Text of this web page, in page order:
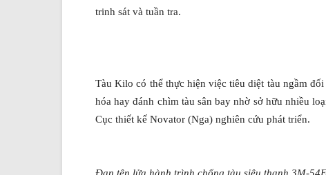
trinh sát và tuần tra.
Tàu Kilo có thể thực hiện việc tiêu diệt tàu ngầm
hóa hay đánh chìm tàu sân bay nhờ sở hữu nhiều
Cục thiết kế Novator (Nga) nghiên cứu phát triển.